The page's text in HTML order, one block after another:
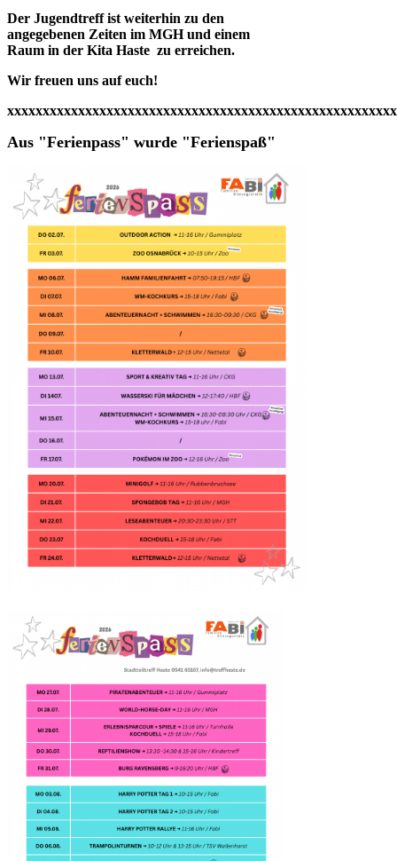
Der Jugendtreff ist weiterhin zu den
angegebenen Zeiten im MGH und einem
Raum in der Kita Haste zu erreichen.
Wir freuen uns auf euch!
Aus "Ferienpass" wurde "Ferienspaß"